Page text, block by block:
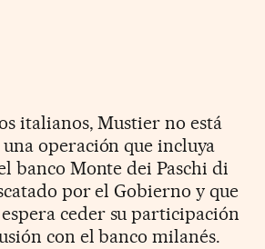
italianos, Mustier no está
operación que incluya
banco Monte dei Paschi di
por el Gobierno y que
ceder su participación
con el banco milanés.